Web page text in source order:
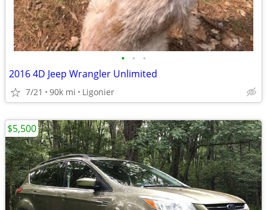
• • •
2016 4D Jeep Wrangler Unlimited
7/21 90k mi Ligonier
$5,500